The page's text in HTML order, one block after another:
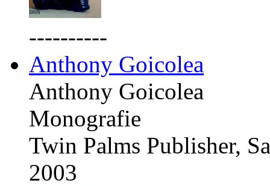
----------
Anthony Goicolea
Anthony Goicolea
Monografie
Twin Palms Publisher,
2003